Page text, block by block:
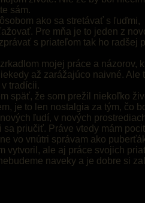
sám.
ako sa stretávať s ľuďmi,
Pre mňa je to jeden z
s priateľom tak ho radšej
mojej práce a názorov,
až zarážajúco naivné. Ale
tradícii.
späť, že som prežil niekoľko
je to len nostalgia za tým, čo
ľudí, v nových
priučiť. Práve vtedy mám
vo vnútri správam ako
vytvoril, ale aj práce svojich
naveky a je dobre si